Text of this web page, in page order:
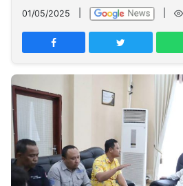
Network
PT
TREETAN
INDONESIA
Partner
Insight
NTB
Suara
Time
Lens
IDN
Daily
Jogja
Jalan
Rakyat
Idealita
News
Kita
Notice
Dinamikapost.com
Radar
Baru
Seedbacklink
01/05/2025